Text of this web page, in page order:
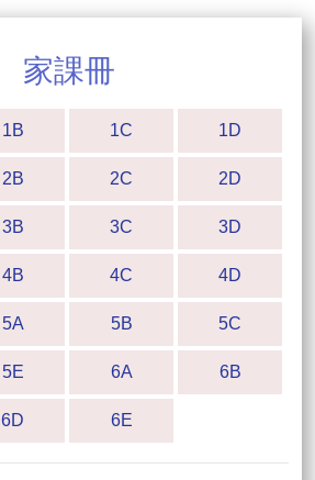
家課冊
1B 1C 1D
2B 2C 2D
3B 3C 3D
4B 4C 4D
5A 5B 5C
5E 6A 6B
6D 6E